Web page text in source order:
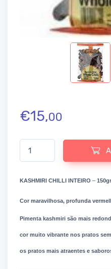
€15,00
Quantidade de KASHMIRI
KASHMIRI CHILLI INTEIRO – 150gr
Cor maravilhosa, profunda
Pimenta kashmiri são mais
cor muito vibrante nos pratos
os pratos mais atraentes e